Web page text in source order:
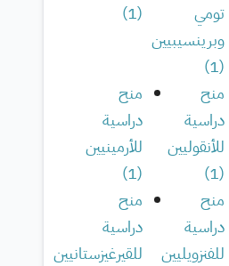
تومي
وبرينسيبيين
(
1
)
(
1
)
منح
دراسية
للأنقوليين
(
1
)
منح
دراسية
للأرمينيين
(
1
)
منح
دراسية
للفنزويليين
منح
دراسية
للقيرغيزستانيين